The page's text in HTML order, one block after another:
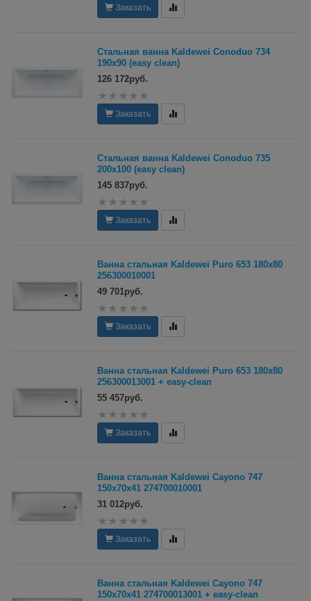
Заказать
Стальная ванна Kaldewei Conoduo 734
190х90 (easy clean)
126 172руб.
Заказать
Стальная ванна Kaldewei Conoduo 735
200х100 (easy clean)
145 837руб.
Заказать
Ванна стальная Kaldewei Puro 653 180x80
256300010001
49 701руб.
Заказать
Ванна стальная Kaldewei Puro 653 180x80
256300013001 + easy-clean
55 457руб.
Заказать
Ванна стальная Kaldewei Cayono 747
150х70x41 274700010001
31 012руб.
Заказать
Ванна стальная Kaldewei Cayono 747
150х70x41 274700013001 + easy-clean